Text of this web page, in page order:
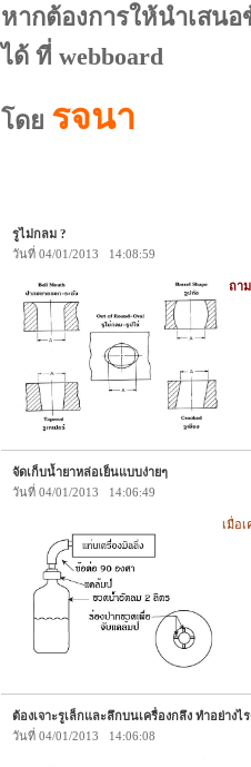
หากต้องการให้นำเสน
ได้ ที่ webboard
โดย รจนา
รูไม่กลม ?
วันที่ 04/01/2013 14:08:59
ถา
จัดเก็บน้ำยาหล่อเย็นแบบง่ายๆ
วันที่ 04/01/2013 14:06:49
เมื่อ
ต้องเจาะรูเล็กและลึกบนเครื่องกลึง ทำอย่างไ
วันที่ 04/01/2013 14:06:08